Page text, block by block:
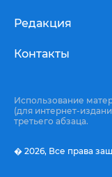
Редакция
Контакты
Использование
(для интернет-
третьего абзаца.
� 2026, Все права